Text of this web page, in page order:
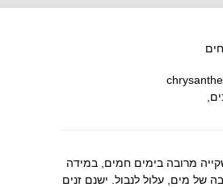
מרובה בימים חמים, במידה
של מים, עלול לנבול. ישנם זנים